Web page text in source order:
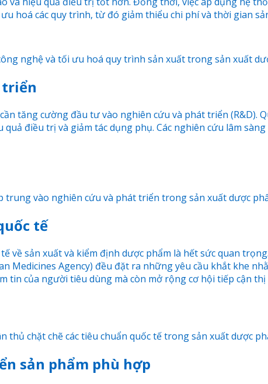
hoá các quy trình, từ đó giảm thiểu chi phí và thời gian
nghệ và tối ưu hoá quy trình sản xuất trong sản xuất
triển
tăng cường đầu tư vào nghiên cứu và phát triển (R&D).
quả điều trị và giảm tác dụng phụ. Các nghiên cứu lâm
trung vào nghiên cứu và phát triển trong sản xuất dược
tế
về sản xuất và kiểm định dược phẩm là hết sức quan
Medicines Agency) đều đặt ra những yêu cầu khắt khe
tin của người tiêu dùng mà còn mở rộng cơ hội tiếp cận
thủ chặt chẽ các tiêu chuẩn quốc tế trong sản xuất dược
sản phẩm phù hợp